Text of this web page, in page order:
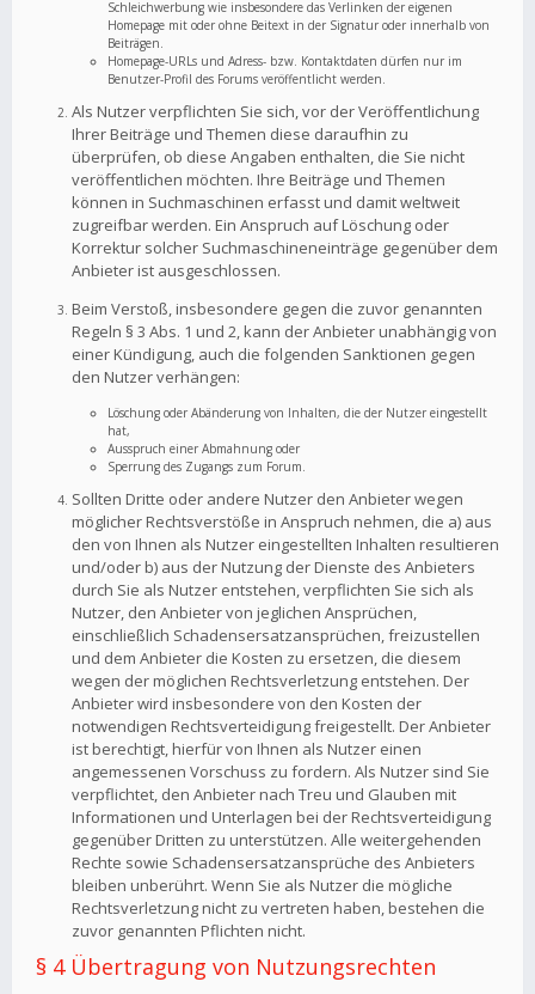
Schleichwerbung wie insbesondere das Verlinken der eigenen
Homepage mit oder ohne Beitext in der Signatur oder innerhalb von
Beiträgen.
Homepage-URLs und Adress- bzw. Kontaktdaten dürfen nur im
Benutzer-Profil des Forums veröffentlicht werden.
Als Nutzer verpflichten Sie sich, vor der Veröffentlichung
Ihrer Beiträge und Themen diese daraufhin zu
überprüfen, ob diese Angaben enthalten, die Sie nicht
veröffentlichen möchten. Ihre Beiträge und Themen
können in Suchmaschinen erfasst und damit weltweit
zugreifbar werden. Ein Anspruch auf Löschung oder
Korrektur solcher Suchmaschineneinträge gegenüber dem
Anbieter ist ausgeschlossen.
Beim Verstoß, insbesondere gegen die zuvor genannten
Regeln § 3 Abs. 1 und 2, kann der Anbieter unabhängig von
einer Kündigung, auch die folgenden Sanktionen gegen
den Nutzer verhängen:
Löschung oder Abänderung von Inhalten, die der Nutzer eingestellt
hat,
Ausspruch einer Abmahnung oder
Sperrung des Zugangs zum Forum.
Sollten Dritte oder andere Nutzer den Anbieter wegen
möglicher Rechtsverstöße in Anspruch nehmen, die a) aus
den von Ihnen als Nutzer eingestellten Inhalten resultieren
und/oder b) aus der Nutzung der Dienste des Anbieters
durch Sie als Nutzer entstehen, verpflichten Sie sich als
Nutzer, den Anbieter von jeglichen Ansprüchen,
einschließlich Schadensersatzansprüchen, freizustellen
und dem Anbieter die Kosten zu ersetzen, die diesem
wegen der möglichen Rechtsverletzung entstehen. Der
Anbieter wird insbesondere von den Kosten der
notwendigen Rechtsverteidigung freigestellt. Der Anbieter
ist berechtigt, hierfür von Ihnen als Nutzer einen
angemessenen Vorschuss zu fordern. Als Nutzer sind Sie
verpflichtet, den Anbieter nach Treu und Glauben mit
Informationen und Unterlagen bei der Rechtsverteidigung
gegenüber Dritten zu unterstützen. Alle weitergehenden
Rechte sowie Schadensersatzansprüche des Anbieters
bleiben unberührt. Wenn Sie als Nutzer die mögliche
Rechtsverletzung nicht zu vertreten haben, bestehen die
zuvor genannten Pflichten nicht.
§ 4 Übertragung von Nutzungsrechten